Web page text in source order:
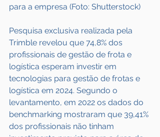
para a empresa (Foto: Shutterstock)
Pesquisa exclusiva realizada pela
Trimble revelou que 74,8% dos
profissionais de gestão de frota e
logística esperam investir em
tecnologias para gestão de frotas e
logística em 2024. Segundo o
levantamento, em 2022 os dados do
benchmarking mostraram que 39,41%
dos profissionais não tinham